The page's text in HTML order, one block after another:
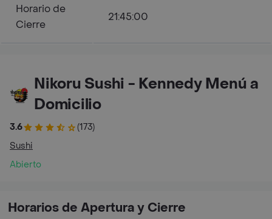
Horario de
Cierre
21:45:00
Nikoru Sushi - Kennedy Menú a
Domicilio
3.6
(173)
Sushi
Abierto
Horarios de Apertura y Cierre